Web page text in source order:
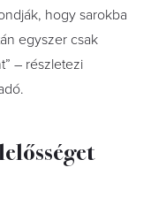
hogy sarokba
egyszer csak
– részletezi